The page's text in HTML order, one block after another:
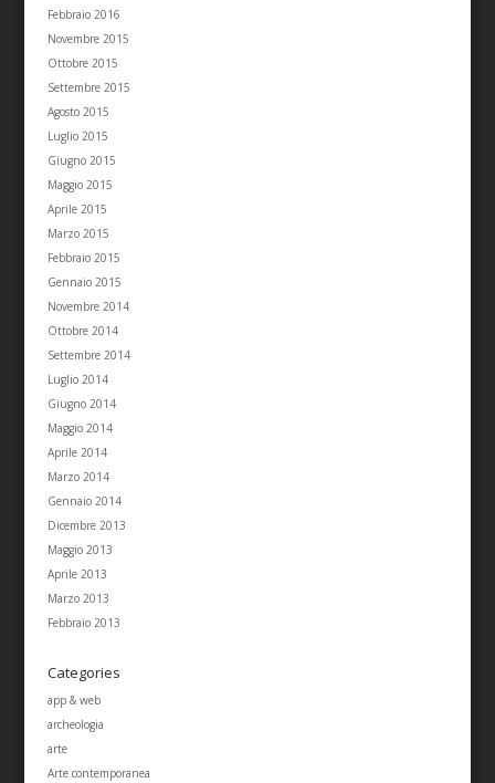
Febbraio 2016
Novembre 2015
Ottobre 2015
Settembre 2015
Agosto 2015
Luglio 2015
Giugno 2015
Maggio 2015
Aprile 2015
Marzo 2015
Febbraio 2015
Gennaio 2015
Novembre 2014
Ottobre 2014
Settembre 2014
Luglio 2014
Giugno 2014
Maggio 2014
Aprile 2014
Marzo 2014
Gennaio 2014
Dicembre 2013
Maggio 2013
Aprile 2013
Marzo 2013
Febbraio 2013
Categories
app & web
archeologia
arte
Arte contemporanea